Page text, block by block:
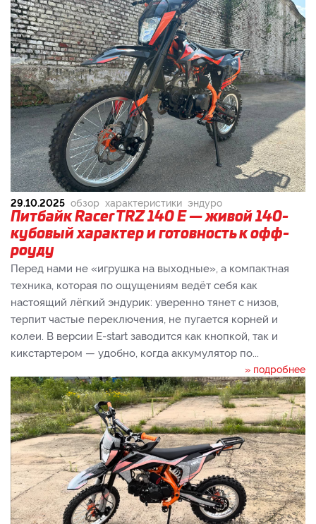
29.10.2025 обзор характеристики эндуро
Питбайк Racer TRZ 140 E — живой 140-
кубовый характер и готовность к офф-
роуду
Перед нами не «игрушка на выходные», а компактная
техника, которая по ощущениям ведёт себя как
настоящий лёгкий эндурик: уверенно тянет с низов,
терпит частые переключения, не пугается корней и
колеи. В версии E-start заводится как кнопкой, так и
кикстартером — удобно, когда аккумулятор по...
» подробнее